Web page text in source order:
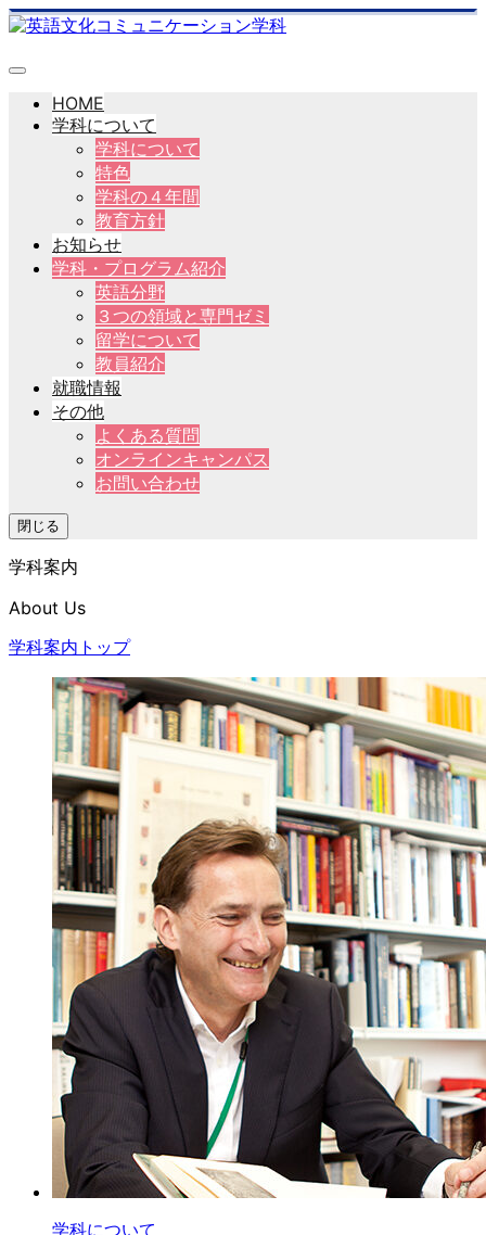
HOME
学科について
学科について
特色
学科の４年間
教育方針
お知らせ
学科・プログラム紹介
英語分野
３つの領域と専門ゼミ
留学について
教員紹介
就職情報
その他
よくある質問
オンラインキャンパス
お問い合わせ
閉じる
学科案内
About Us
学科案内トップ
学科について